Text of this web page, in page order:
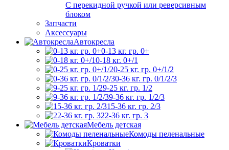
С перекидной ручкой или реверсивным
блоком
Запчасти
Аксессуары
Автокресла
0-13 кг. гр. 0+
0-18 кг. 0+/1
0-25 кг. гр. 0+/1/2
0-36 кг. гр. 0/1/2/3
9-25 кг. гр. 1/2
9-36 кг. гр. 1/2/3
15-36 кг. гр. 2/3
22-36 кг. гр. 3
Мебель детская
Комоды пеленальные
Кроватки